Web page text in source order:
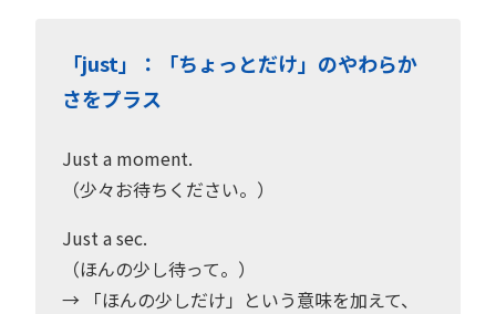
「just」：「ちょっとだけ」のやわらか
さをプラス
Just a moment.
（少々お待ちください。）
Just a sec.
（ほんの少し待って。）
→ 「ほんの少しだけ」という意味を加えて、